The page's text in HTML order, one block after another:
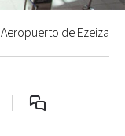
Aeropuerto de Ezeiza